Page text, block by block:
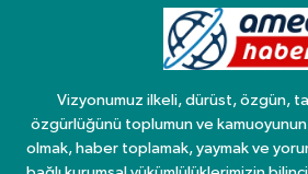
Vizyonumuz ilkeli, dürüst, özgün,
özgürlüğünü toplumun ve kamuoyunun
olmak, haber toplamak, yaymak ve